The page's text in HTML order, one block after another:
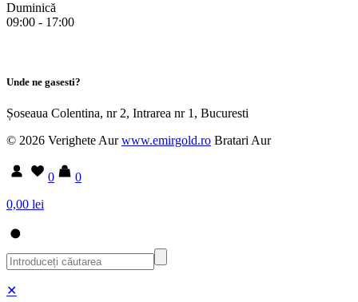
Duminică
09:00 - 17:00
Unde ne gasesti?
Șoseaua Colentina, nr 2, Intrarea nr 1, Bucuresti
© 2026 Verighete Aurwww.emirgold.ro Bratari Aur
0
0
0,00 lei
✕